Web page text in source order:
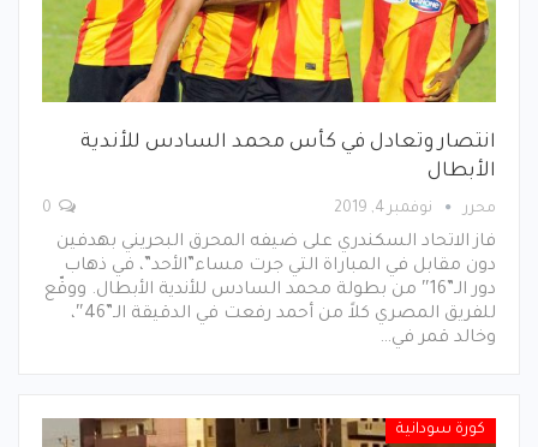
انتصار وتعادل في كأس محمد السادس للأندية
الأبطال
محرر نوفمبر 4, 2019
فاز الاتحاد السكندري على ضيفه المحرق البحريني بهدفين
دون مقابل في المباراة التي جرت مساء”الأحد”، في ذهاب
دور الـ”16″ من بطولة محمد السادس للأندية الأبطال. ووقّع
للفريق المصري كلاً من أحمد رفعت في الدقيقة الـ”46″،
وخالد قمر في…
كورة سودانية